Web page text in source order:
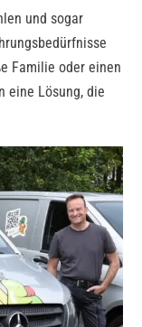
und sogar
Familie oder einen
eine Lösung, die